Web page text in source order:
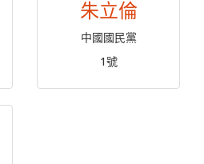
朱立倫
中國國民黨
1號